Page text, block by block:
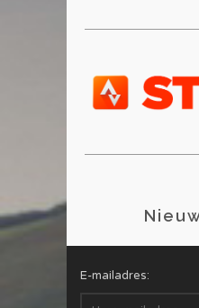
E-mailadres: